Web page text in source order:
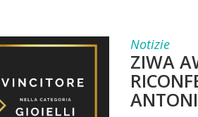
Notizie
ZIWA